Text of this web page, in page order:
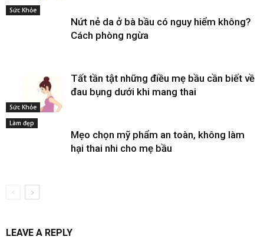
Sức Khỏe
Nứt nẻ da ở bà bầu có nguy hiểm không?
Cách phòng ngừa
Sức Khỏe
Tất tần tật những điều mẹ bầu cần biết về
đau bụng dưới khi mang thai
Làm đẹp
Mẹo chọn mỹ phẩm an toàn, không làm
hại thai nhi cho mẹ bầu
LEAVE A REPLY